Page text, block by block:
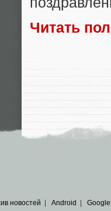
Читать
новостей | Android | Google